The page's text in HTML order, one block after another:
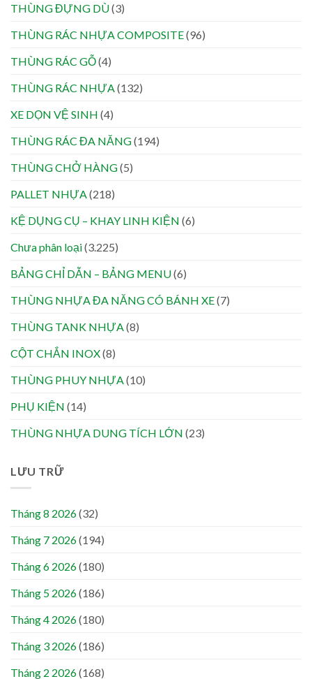
THÙNG ĐỰNG DÙ(3)
THÙNG RÁC NHỰA COMPOSITE(96)
THÙNG RÁC GỖ(4)
THÙNG RÁC NHỰA (132)
XE DỌN VỆ SINH (4)
THÙNG RÁC ĐA NĂNG(194)
THÙNG CHỞ HÀNG(5)
PALLET NHỰA (218)
KỆ DỤNG CỤ – KHAY LINH KIỆN (6)
Chưa phân loại(3.225)
BẢNG CHỈ DẪN – BẢNG MENU(6)
THÙNG NHỰA ĐA NĂNG CÓ BÁNH XE(7)
THÙNG TANK NHỰA (8)
CỘT CHẮN INOX(8)
THÙNG PHUY NHỰA (10)
PHỤ KIỆN (14)
THÙNG NHỰA DUNG TÍCH LỚN (23)
LƯU TRỮ
Tháng 8 2026(32)
Tháng 7 2026(194)
Tháng 6 2026(180)
Tháng 5 2026(186)
Tháng 4 2026(180)
Tháng 3 2026(186)
Tháng 2 2026(168)